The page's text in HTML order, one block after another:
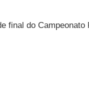
final do Campeonato